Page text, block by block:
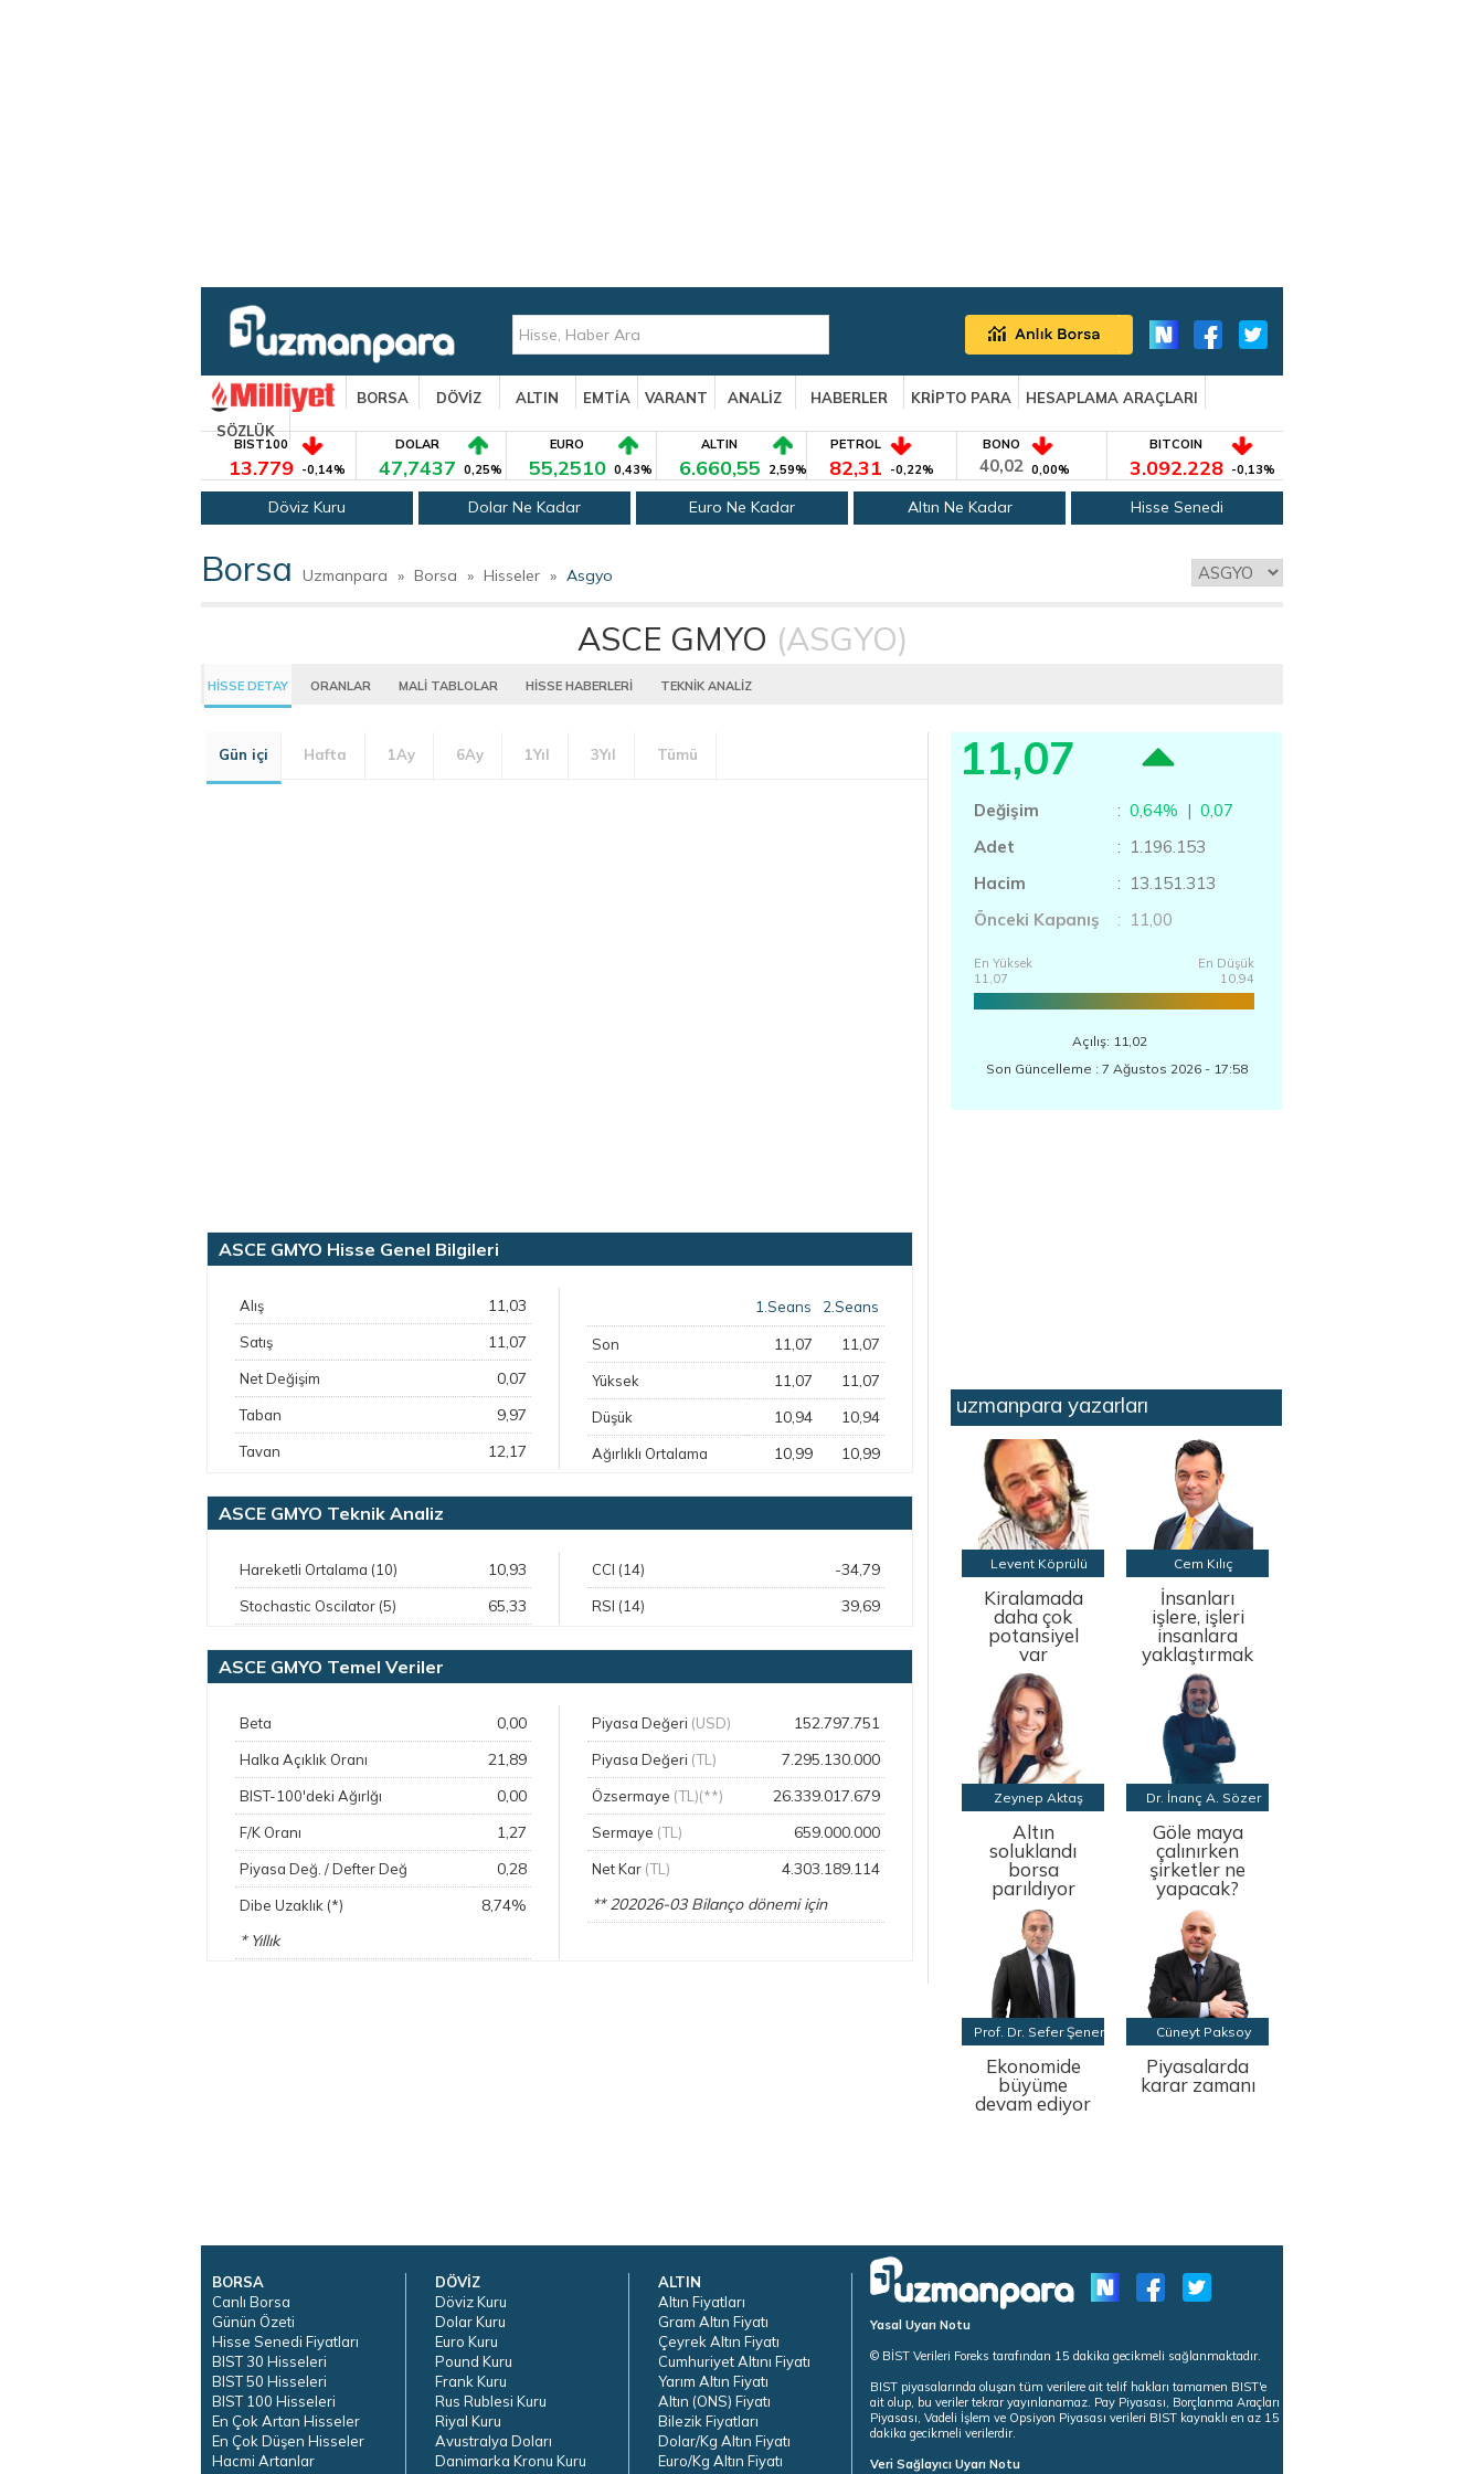
BORSA DÖVİZ ALTIN EMTİA VARANT ANALİZ HABERLER KRİPTO PARA
HESAPLAMA ARAÇLARI
SÖZLÜK
BIST100
13.779 -0,14%
DOLAR
47,7437 0,25%
EURO
55,2510 0,43%
ALTIN
6.660,55 2,59%
PETROL
82,31 -0,22%
BONO
40,02 0,00%
BITCOIN
3.092.228 -0,13%
Döviz Kuru Dolar Ne Kadar Euro Ne Kadar Altın Ne Kadar Hisse Senedi
Borsa Uzmanpara » Borsa » Hisseler » Asgyo
ASCE GMYO (ASGYO)
HİSSE DETAY ORANLAR MALİ TABLOLAR HİSSE HABERLERİ TEKNİK ANALİZ
Gün içi Hafta 1Ay 6Ay 1Yıl 3Yıl Tümü
ASCE GMYO Hisse Genel Bilgileri
Alış 11,03
Satış 11,07
Net Değişim 0,07
Taban 9,97
Tavan 12,17
1.Seans 2.Seans
Son 11,07 11,07
Yüksek 11,07 11,07
Düşük 10,94 10,94
Ağırlıklı Ortalama 10,99 10,99
ASCE GMYO Teknik Analiz
Hareketli Ortalama (10) 10,93
Stochastic Oscilator (5) 65,33
CCI (14) -34,79
RSI (14) 39,69
ASCE GMYO Temel Veriler
Beta 0,00
Halka Açıklık Oranı 21,89
BIST-100'deki Ağırlğı 0,00
F/K Oranı 1,27
Piyasa Değ. / Defter Değ 0,28
Dibe Uzaklık (*)
8,74%
* Yıllık
Piyasa Değeri (USD) 152.797.751
Piyasa Değeri (TL) 7.295.130.000
Özsermaye (TL)(**) 26.339.017.679
Sermaye (TL) 659.000.000
Net Kar (TL)
4.303.189.114
** 202026-03 Bilanço dönemi için
11,07
Değişim : 0,64% | 0,07
Adet
: 1.196.153
Hacim
: 13.151.313
Önceki Kapanış
: 11,00
En Yüksek
11,07
En Düşük
10,94
Açılış: 11,02
Son Güncelleme : 7 Ağustos 2026 - 17:58
uzmanpara yazarları
Levent Köprülü
Kiralamada
daha çok
potansiyel
var
Cem Kılıç
İnsanları
işlere, işleri
insanlara
yaklaştırmak
Zeynep Aktaş
Altın
soluklandı
borsa
parıldıyor
Dr. İnanç A. Sözer
Göle maya
çalınırken
şirketler ne
yapacak?
Prof. Dr. Sefer Şener
Ekonomide
büyüme
devam ediyor
Cüneyt Paksoy
Piyasalarda
karar zamanı
BORSA
Canlı Borsa
Günün Özeti
Hisse Senedi Fiyatları
BIST 30 Hisseleri
BIST 50 Hisseleri
BIST 100 Hisseleri
En Çok Artan Hisseler
En Çok Düşen Hisseler
Hacmi Artanlar
DÖVİZ
Döviz Kuru
Dolar Kuru
Euro Kuru
Pound Kuru
Frank Kuru
Rus Rublesi Kuru
Riyal Kuru
Avustralya Doları
Danimarka Kronu Kuru
ALTIN
Altın Fiyatları
Gram Altın Fiyatı
Çeyrek Altın Fiyatı
Cumhuriyet Altını Fiyatı
Yarım Altın Fiyatı
Altın (ONS) Fiyatı
Bilezik Fiyatları
Dolar/Kg Altın Fiyatı
Euro/Kg Altın Fiyatı
Yasal Uyarı Notu
© BİST Verileri Foreks tarafından 15 dakika gecikmeli sağlanmaktadır.
BIST piyasalarında oluşan tüm verilere ait telif hakları tamamen BIST'e
ait olup, bu veriler tekrar yayınlanamaz. Pay Piyasası, Borçlanma Araçları
Piyasası, Vadeli İşlem ve Opsiyon Piyasası verileri BIST kaynaklı en az 15
dakika gecikmeli verilerdir.
Veri Sağlayıcı Uyarı Notu